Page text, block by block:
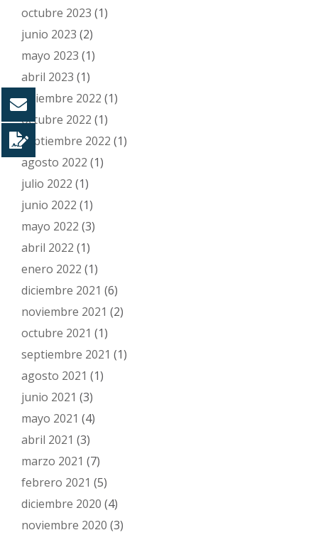
octubre 2023 (1)
junio 2023 (2)
mayo 2023 (1)
abril 2023 (1)
diciembre 2022 (1)
octubre 2022 (1)
septiembre 2022 (1)
agosto 2022 (1)
julio 2022 (1)
junio 2022 (1)
mayo 2022 (3)
abril 2022 (1)
enero 2022 (1)
diciembre 2021 (6)
noviembre 2021 (2)
octubre 2021 (1)
septiembre 2021 (1)
agosto 2021 (1)
junio 2021 (3)
mayo 2021 (4)
abril 2021 (3)
marzo 2021 (7)
febrero 2021 (5)
diciembre 2020 (4)
noviembre 2020 (3)